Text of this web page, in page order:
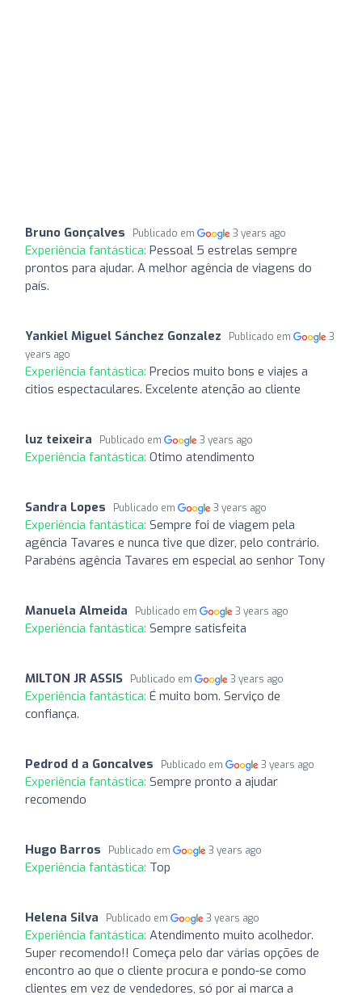
Bruno Gonçalves Publicado em 3 years ago
Experiência fantástica: Pessoal 5 estrelas sempre
prontos para ajudar. A melhor agência de viagens do
país.
Yankiel Miguel Sánchez Gonzalez Publicado em
3
years ago
Experiência fantástica: Precios muito bons e viajes a
citios espectaculares. Excelente atenção ao cliente
luz teixeira Publicado em 3 years ago
Experiência fantástica: Otimo atendimento
Sandra Lopes Publicado em 3 years ago
Experiência fantástica: Sempre foi de viagem pela
agência Tavares e nunca tive que dizer, pelo contrário.
Parabéns agência Tavares em especial ao senhor Tony
Manuela Almeida Publicado em 3 years ago
Experiência fantástica: Sempre satisfeita
MILTON JR ASSIS Publicado em 3 years ago
Experiência fantástica: É muito bom. Serviço de
confiança.
Pedrod d a Goncalves Publicado em 3 years ago
Experiência fantástica: Sempre pronto a ajudar
recomendo
Hugo Barros Publicado em 3 years ago
Experiência fantástica: Top
Helena Silva Publicado em 3 years ago
Experiência fantástica: Atendimento muito acolhedor.
Super recomendo!! Começa pelo dar várias opções de
encontro ao que o cliente procura e pondo-se como
clientes em vez de vendedores, só por ai marca a